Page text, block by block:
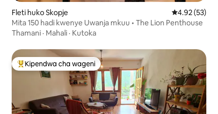
Fleti huko Skopje Ukadiriaji wa
4.92 (53)
Mita 150 hadi kwenye Uwanja mkuu • The Lion Penthouse
Thamani · Mahali · Kutoka
Kipendwa maarufu cha wageni
Kipendwa cha wageni